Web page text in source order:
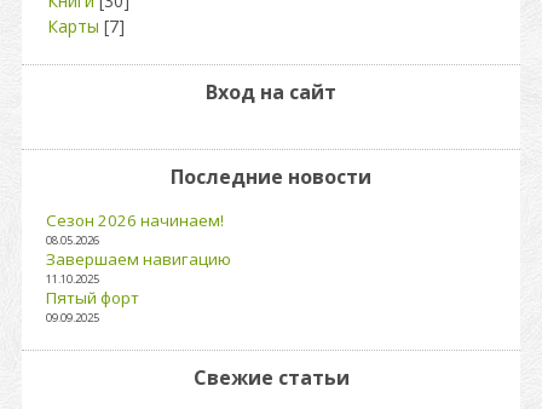
Карты [7]
Вход на сайт
Последние новости
Сезон 2026 начинаем!
08.05.2026
Завершаем навигацию
11.10.2025
Пятый форт
09.09.2025
Свежие статьи